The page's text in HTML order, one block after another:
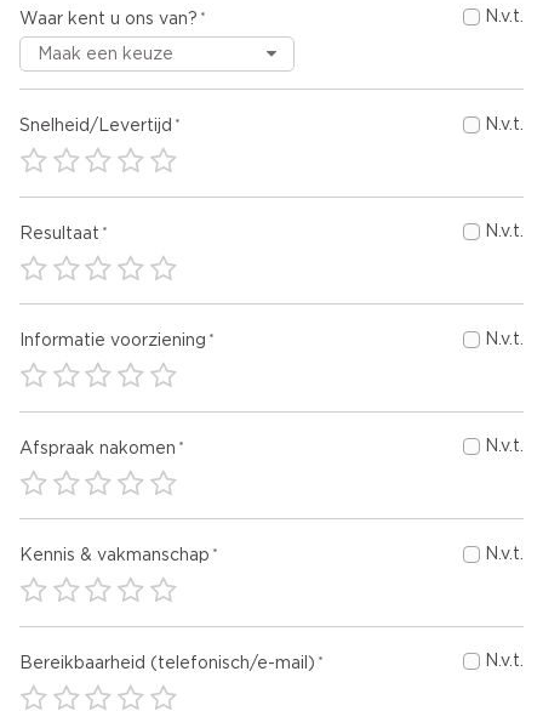
Waar kent u ons van? N.v.t.
Snelheid/Levertijd N.v.t.
Resultaat N.v.t.
Informatie voorziening N.v.t.
Afspraak nakomen N.v.t.
Kennis & vakmanschap N.v.t.
Bereikbaarheid (telefonisch/e-mail) N.v.t.